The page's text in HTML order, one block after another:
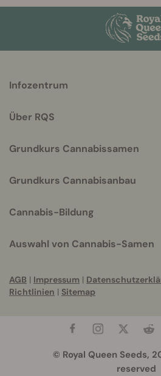
helpful
Infozentrum
Über RQS
Grundkurs Cannabissamen
Grundkurs Cannabisanbau
Cannabis-Bildung
Auswahl von Cannabis-Samen
AGB | Impressum |
Richtlinien | Sitemap
© Royal Queen Seeds,
reserved